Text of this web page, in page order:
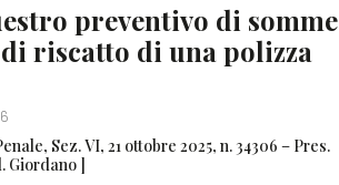
preventivo di somme
riscatto di una polizza
Sez. VI, 21 ottobre 2025, n. 34306 – Pres.
Giordano ]